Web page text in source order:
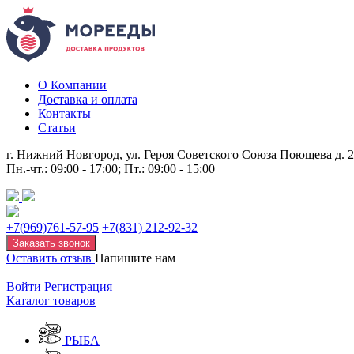
О Компании
Доставка и оплата
Контакты
Статьи
г. Нижний Новгород, ул. Героя Советского Союза Поющева д.
Пн.-чт.: 09:00 - 17:00; Пт.: 09:00 - 15:00
+7(969)761-57-95 +7(831) 212-92-32
Заказать звонок
Оставить отзыв Напишите нам
Войти Регистрация
Каталог товаров
РЫБА